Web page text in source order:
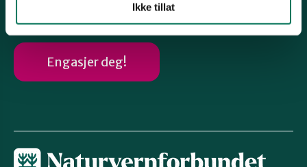
Ikke tillat
Engasjer deg!